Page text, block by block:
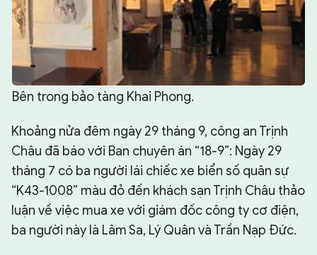
Bên trong bảo tàng Khai Phong.
Khoảng nửa đêm ngày 29 tháng 9, công an Trịnh
Châu đã báo với Ban chuyên án “18-9”: Ngày 29
tháng 7 có ba người lái chiếc xe biển số quân sự
“K43-1008” màu đỏ đến khách sạn Trịnh Châu thảo
luận về việc mua xe với giám đốc công ty cơ điện,
ba người này là Lâm Sa, Lý Quân và Trần Nạp Đức.